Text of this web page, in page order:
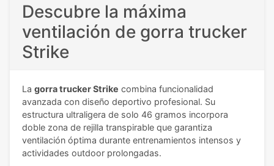
Descubre la máxima
ventilación de gorra trucker
Strike
La gorra trucker Strike combina funcionalidad
avanzada con diseño deportivo profesional. Su
estructura ultraligera de solo 46 gramos incorpora
doble zona de rejilla transpirable que garantiza
ventilación óptima durante entrenamientos intensos y
actividades outdoor prolongadas.